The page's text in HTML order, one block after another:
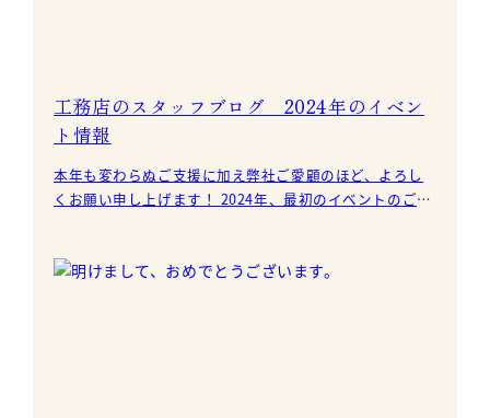
工務店のスタッフブログ 2024年のイベン
ト情報
本年も変わらぬご支援に加え弊社ご愛顧のほど、よろし
くお願い申し上げます！ 2024年、最初のイベントのご案